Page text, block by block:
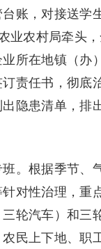
账，对接送学
业农村局牵头
所在地镇（办
责任书，彻底
隐患清单，排
。根据季节、
对性治理，重
三轮汽车）和
民上下地、职